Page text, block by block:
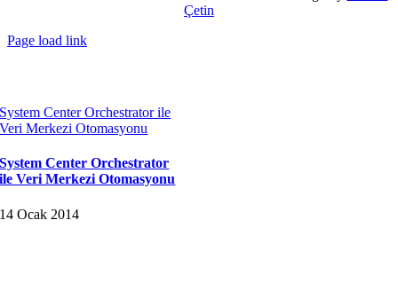
System Center Orchestrator ile
Veri Merkezi Otomasyonu
System Center Orchestrator
ile Veri Merkezi Otomasyonu
14 Ocak 2014
Çetin
Page load link